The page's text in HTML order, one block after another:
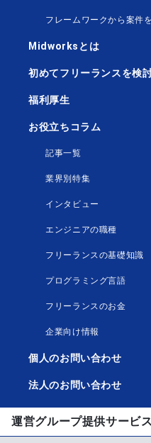
フレームワークから案件
Midworksとは
初めてフリーランスを検
福利厚生
お役立ちコラム
記事一覧
業界別特集
インタビュー
エンジニアの職種
フリーランスの基礎知識
プログラミング言語
フリーランスのお金
企業向け情報
個人のお問い合わせ
法人のお問い合わせ
運営グループ提供サービス